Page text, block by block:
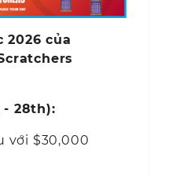
2026 của
- 28th):
với $30,000